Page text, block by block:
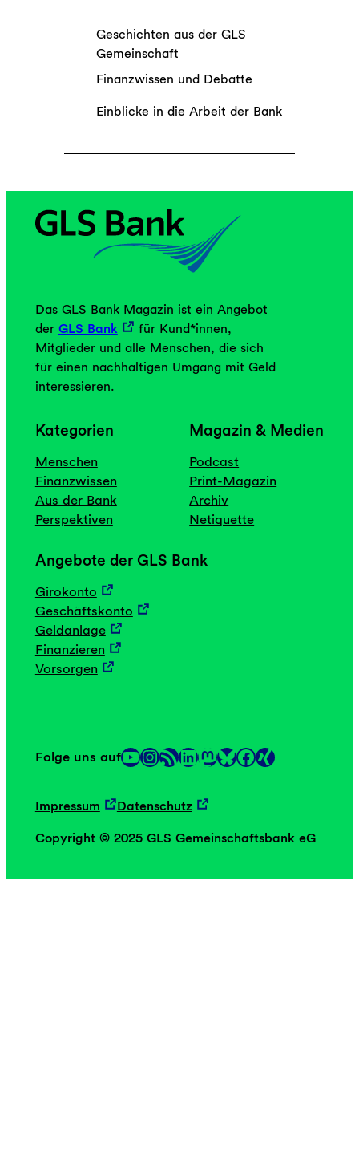
Geschichten aus der GLS
Gemeinschaft
Finanzwissen und Debatte
Einblicke in die Arbeit der Bank
Das GLS Bank Magazin ist ein Angebot
der GLS Bank
für Kund*innen,
Mitglieder und alle Menschen, die sich
für einen nachhaltigen Umgang mit Geld
interessieren.
Kategorien
Menschen
Finanzwissen
Aus der Bank
Perspektiven
Magazin & Medien
Podcast
Print-Magazin
Archiv
Netiquette
Angebote der GLS Bank
Girokonto
Geschäftskonto
Geldanlage
Finanzieren
Vorsorgen
Folge uns aufYouTube InstagramRSS-Feed LinkedIn Mastodon Link Facebook Link
Impressum Datenschutz
Copyright © 2025 GLS Gemeinschaftsbank eG